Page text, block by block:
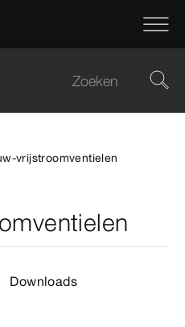
vrijstroomventielen
Downloads